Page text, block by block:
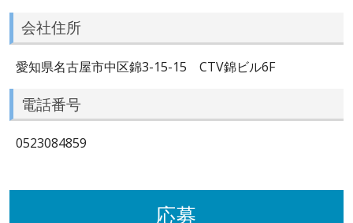
会社住所
愛知県名古屋市中区錦3-15-15 CTV錦ビル6F
電話番号
0523084859
応募